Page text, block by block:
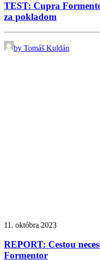
TEST: Cupra
za pokladom
by Tomáš Kuldán
11. októbra 2023
REPORT: Cestou
Formentor